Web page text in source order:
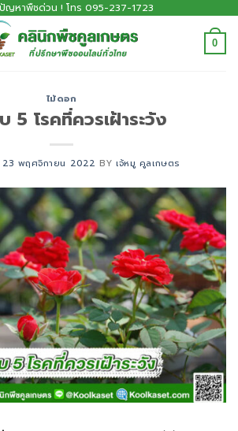
ญหาพืชด่วน ! โทร 095-237-1723
0
ไม้ดอก
5 โรคที่ควรเฝ้าระวัง
23 พฤศจิกายน 2022 BYเจ้หมู คูลเกษตร